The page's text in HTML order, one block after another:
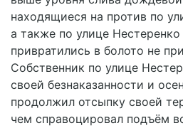
находящиеся на против по
а также по улице Нестеренко
привратились в болото не
Собственник по улице
своей безнаказанности и
продолжил отсыпку своей
чем справоцировал подъём